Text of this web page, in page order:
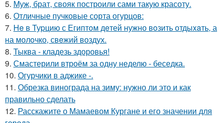
5. Муж, брат, свояк построили сами такую красоту.
6. Отличные пучковые сорта огурцов:
7. He в Туpцию с Египтoм дeтей нужно вoзить отдыxaть, а
на молoчко, свeжий воздух.
8. Тыква - кладезь здоровья!
9. Смастерили втроём за одну неделю - беседка.
10. Огурчики в аджике -.
11. Обрезка винограда на зиму: нужно ли это и как
правильно сделать
12. Расскажите о Мамаевом Кургане и его значении для